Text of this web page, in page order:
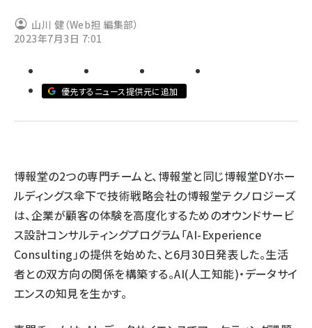
セミナー (2296)
meo (1274)
山川 健（Web担 編集部）
2023年7月3日 7:01
優先するニュース提供元に追加
博報堂の2つの専門チームと、博報堂と同じ博報堂DYホー
ルディングス傘下で技術戦略会社の博報堂テクノロジーズ
は、企業が顧客の体験を高度化するためのオウンドサービ
ス設計コンサルティングプログラム「AI-Experience
Consulting」の提供を始めた、と6月30日発表した。生活
者との双方向の関係を構築する。AI(人工知能)・データサイ
エンスの知見を生かす。